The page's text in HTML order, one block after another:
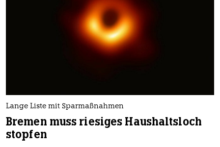
Lange Liste mit Sparmaßnahmen
Bremen muss riesiges Haushaltsloch
stopfen